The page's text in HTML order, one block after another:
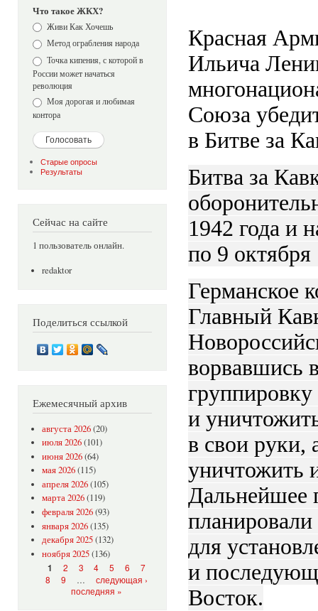
Что такое ЖКХ?
Варианты
Живи Как Хочешь
Метод ограбления народа
Точка кипения, с которой в
России может начаться
революция
Моя дорогая и любимая
контора
Старые опросы
Результаты
Сейчас на сайте
1 пользователь онлайн.
redaktor
Поделиться ссылкой
Ежемесячный архив
августа 2026(20)
июля 2026(101)
июня 2026(64)
мая 2026(115)
апреля 2026(105)
марта 2026(119)
февраля 2026(93)
января 2026(135)
декабря 2025(132)
ноября 2025(136)
Страницы
1 2 3 4 5 6
7
8
9 …
следующая ›
последняя »
Красная
Ильича
Союза
в Битве за
Битва за
1942 года и
по 9 октября
Германское
Главный
ворвавшись
группировку
и
в свои руки,
уничтожить
Дальнейшее
для
и
Восток.